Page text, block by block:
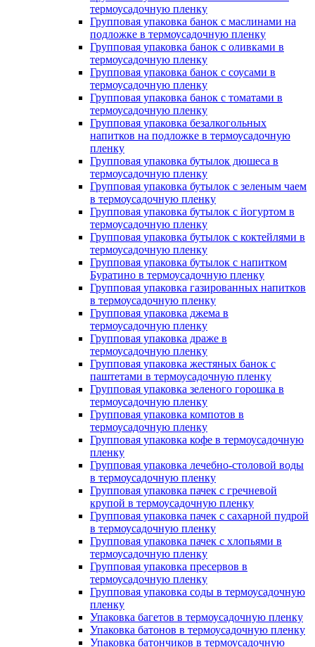
термоусадочную пленку
Групповая упаковка банок с маслинами на
подложке в термоусадочную пленку
Групповая упаковка банок с оливками в
термоусадочную пленку
Групповая упаковка банок с соусами в
термоусадочную пленку
Групповая упаковка банок с томатами в
термоусадочную пленку
Групповая упаковка безалкогольных
напитков на подложке в термоусадочную
пленку
Групповая упаковка бутылок дюшеса в
термоусадочную пленку
Групповая упаковка бутылок с зеленым чаем
в термоусадочную пленку
Групповая упаковка бутылок с йогуртом в
термоусадочную пленку
Групповая упаковка бутылок с коктейлями в
термоусадочную пленку
Групповая упаковка бутылок с напитком
Буратино в термоусадочную пленку
Групповая упаковка газированных напитков
в термоусадочную пленку
Групповая упаковка джема в
термоусадочную пленку
Групповая упаковка драже в
термоусадочную пленку
Групповая упаковка жестяных банок с
паштетами в термоусадочную пленку
Групповая упаковка зеленого горошка в
термоусадочную пленку
Групповая упаковка компотов в
термоусадочную пленку
Групповая упаковка кофе в термоусадочную
пленку
Групповая упаковка лечебно-столовой воды
в термоусадочную пленку
Групповая упаковка пачек с гречневой
крупой в термоусадочную пленку
Групповая упаковка пачек с сахарной пудрой
в термоусадочную пленку
Групповая упаковка пачек с хлопьями в
термоусадочную пленку
Групповая упаковка пресервов в
термоусадочную пленку
Групповая упаковка соды в термоусадочную
пленку
Упаковка багетов в термоусадочную пленку
Упаковка батонов в термоусадочную пленку
Упаковка батончиков в термоусадочную